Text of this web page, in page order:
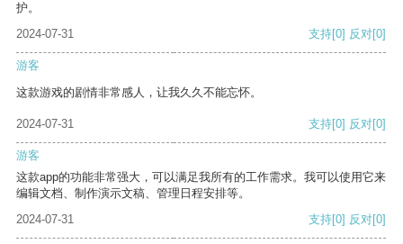
护。
2024-07-31
支持[0] 反对[0]
游客
这款游戏的剧情非常感人，让我久久不能忘怀。
2024-07-31 支持[0] 反对[0]
游客
这款app的功能非常强大，可以满足我所有的工作需求。我可以使用它来
编辑文档、制作演示文稿、管理日程安排等。
2024-07-31
支持[0] 反对[0]